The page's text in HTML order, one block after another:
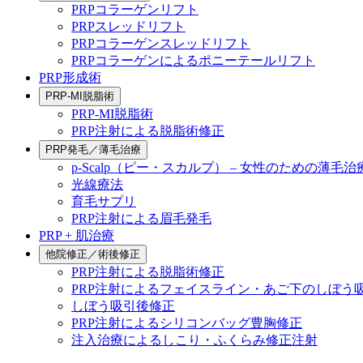
PRPコラーゲンリフト
PRPスレッドリフト
PRPコラーゲンスレッドリフト
PRPコラーゲンによるポニーテールリフト
PRP形成術
PRP-MI脱脂術
PRP-MI脱脂術
PRP注射による脱脂術修正
PRP発毛／薄毛治療
p-Scalp（ピー・スカルプ） – 女性のための薄毛治
光線療法
育毛サプリ
PRP注射による眉毛発毛
PRP + 肌治療
他院修正／術後修正
PRP注射による脱脂術修正
PRP注射によるフェイスライン・あご下のしぼう
しぼう吸引後修正
PRP注射によるシリコンバッグ豊胸修正
注入治療によるしこり・ふくらみ修正注射